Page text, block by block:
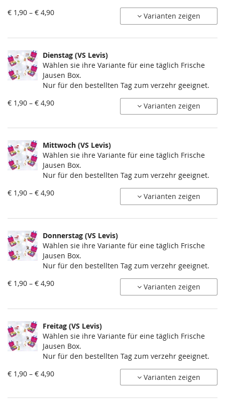
von
€ 1,90 – € 4,90 Varianten zeigen
Dienstag (VS Levis)
Wählen sie ihre Variante für eine täglich Frische
Jausen Box.
Nur für den bestellten Tag zum verzehr geeignet.
von
€ 1,90 – € 4,90 Varianten zeigen
Mittwoch (VS Levis)
Wählen sie ihre Variante für eine täglich Frische
Jausen Box.
Nur für den bestellten Tag zum verzehr geeignet.
von
€ 1,90 – € 4,90 Varianten zeigen
Donnerstag (VS Levis)
Wählen sie ihre Variante für eine täglich Frische
Jausen Box.
Nur für den bestellten Tag zum verzehr geeignet.
von
€ 1,90 – € 4,90 Varianten zeigen
Freitag (VS Levis)
Wählen sie ihre Variante für eine täglich Frische
Jausen Box.
Nur für den bestellten Tag zum verzehr geeignet.
von
€ 1,90 – € 4,90 Varianten zeigen